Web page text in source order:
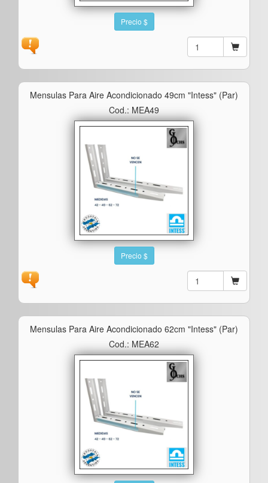
Precio $
Mensulas Para Aire Acondicionado 49cm "intess" (par)
Cod.: MEA49
Precio $
Mensulas Para Aire Acondicionado 62cm "intess" (par)
Cod.: MEA62